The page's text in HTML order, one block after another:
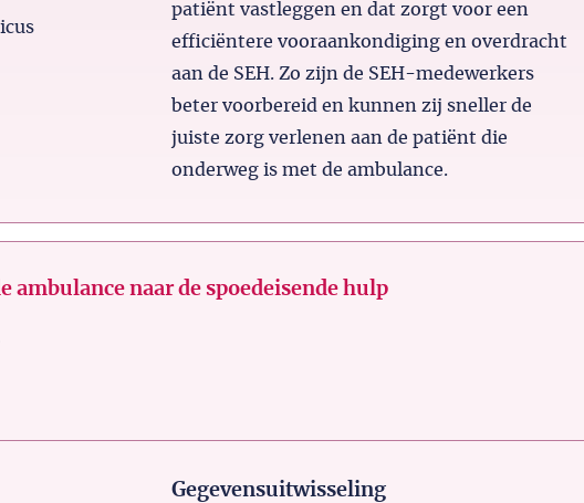
patiënt vastleggen en dat zorgt voor een
efficiëntere vooraankondiging en overdracht
aan de SEH. Zo zijn de SEH-medewerkers
beter voorbereid en kunnen zij sneller de
juiste zorg verlenen aan de patiënt die
onderweg is met de ambulance.
naar de spoedeisende hulp
Gegevensuitwisseling